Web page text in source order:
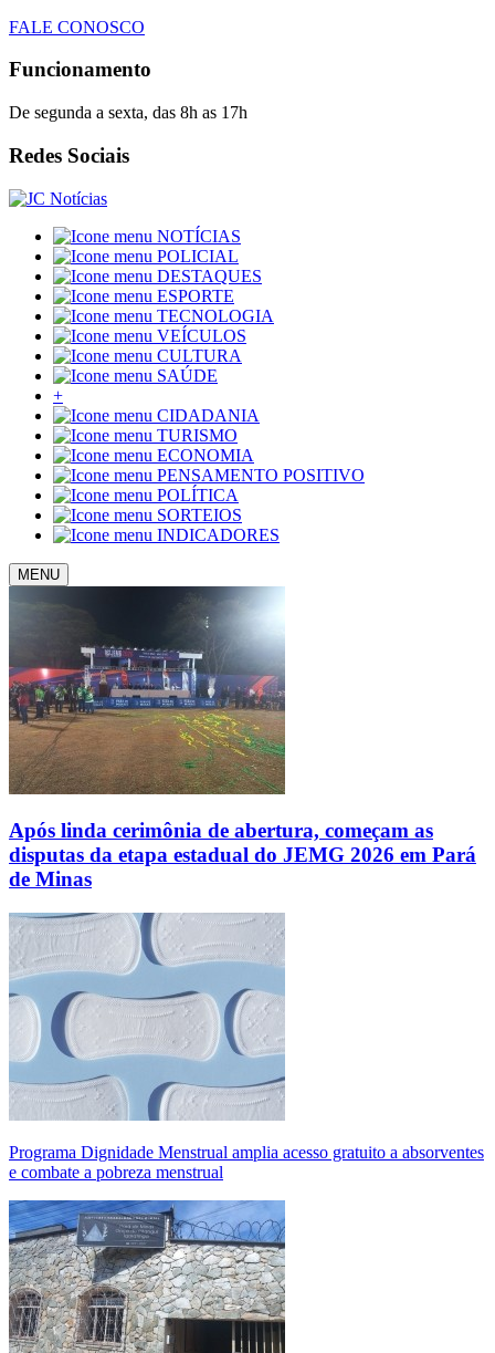
FALE CONOSCO
Funcionamento
De segunda a sexta, das 8h as 17h
Redes Sociais
NOTÍCIAS
POLICIAL
DESTAQUES
ESPORTE
TECNOLOGIA
VEÍCULOS
CULTURA
SAÚDE
+
CIDADANIA
TURISMO
ECONOMIA
PENSAMENTO POSITIVO
POLÍTICA
SORTEIOS
INDICADORES
MENU
Após linda cerimônia de abertura, começam as
disputas da etapa estadual do JEMG 2026 em Pará
de Minas
Programa Dignidade Menstrual amplia acesso gratuito a absorventes
e combate a pobreza menstrual